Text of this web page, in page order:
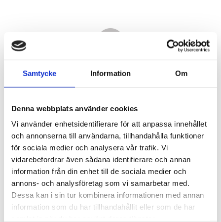
Samtycke Information Om
Denna webbplats använder cookies
Vi använder enhetsidentifierare för att anpassa innehållet
och annonserna till användarna, tillhandahålla funktioner
för sociala medier och analysera vår trafik. Vi
vidarebefordrar även sådana identifierare och annan
information från din enhet till de sociala medier och
annons- och analysföretag som vi samarbetar med.
Dessa kan i sin tur kombinera informationen med annan
information som du har tillhandahållit eller som de har
31 050,00KR
Antal